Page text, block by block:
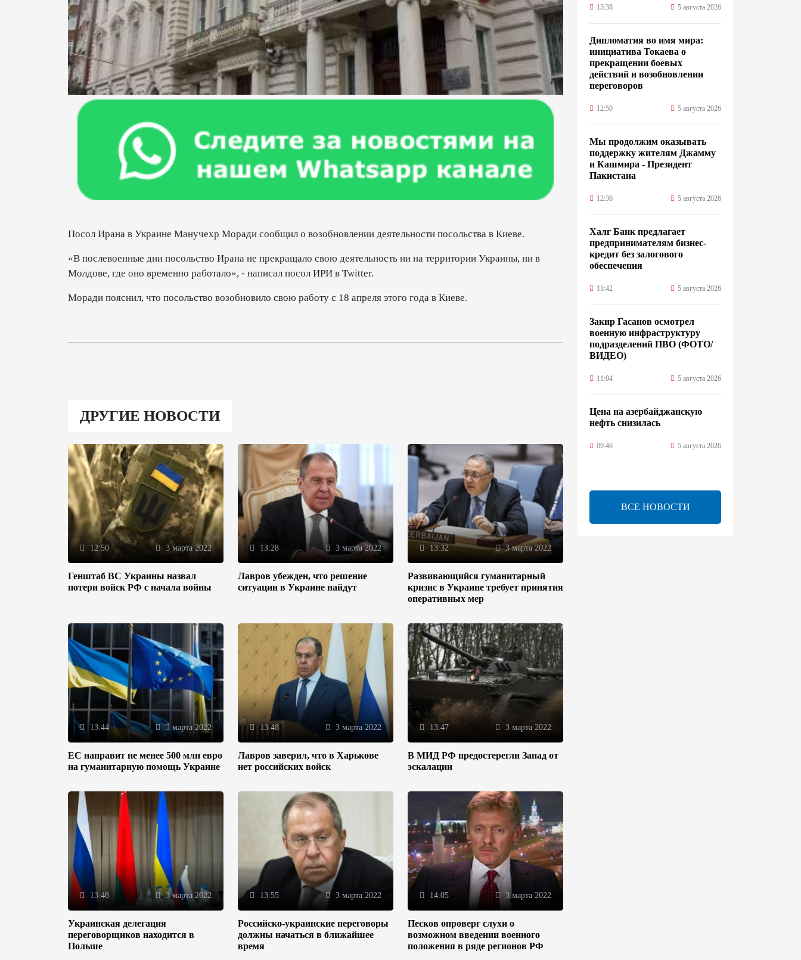
Посол Ирана в Украине Манучехр Моради сообщил о возобновлении деятельности посольства в Киеве.
«В послевоенные дни посольство Ирана не прекращало свою деятельность ни на территории Украины, ни в
Молдове, где оно временно работало», - написал посол ИРИ в Twitter.
Моради пояснил, что посольство возобновило свою работу с 18 апреля этого года в Киеве.
ДРУГИЕ НОВОСТИ
12:50 3 марта 2022
Генштаб ВС Украины назвал
потери войск РФ с начала войны
13:28 3 марта 2022
Лавров убежден, что решение
ситуации в Украине найдут
13:32 3 марта 2022
Развивающийся гуманитарный
кризис в Украине требует принятия
оперативных мер
13:44 3 марта 2022
ЕС направит не менее 500 млн евро
на гуманитарную помощь Украине
13:48 3 марта 2022
Лавров заверил, что в Харькове
нет российских войск
13:47 3 марта 2022
В МИД РФ предостерегли Запад от
эскалации
13:48 3 марта 2022
Украинская делегация
переговорщиков находится в
Польше
13:55 3 марта 2022
Российско-украинские переговоры
должны начаться в ближайшее
время
14:05 3 марта 2022
Песков опроверг слухи о
возможном введении военного
положения в ряде регионов РФ
13:38 5 августа 2026
Дипломатия во имя мира:
инициатива Токаева о
прекращении боевых
действий и возобновлении
переговоров
12:50 5 августа 2026
Мы продолжим оказывать
поддержку жителям Джамму
и Кашмира - Президент
Пакистана
12:36 5 августа 2026
Халг Банк предлагает
предпринимателям бизнес-
кредит без залогового
обеспечения
11:42 5 августа 2026
Закир Гасанов осмотрел
военную инфраструктуру
подразделений ПВО (ФОТО/
ВИДЕО)
11:04 5 августа 2026
Цена на азербайджанскую
нефть cнизилась
09:46 5 августа 2026
ученый Эргун Кырлыковалы
раскритиковал позицию
Талеба по вопросу Рубена
Варданяна
ВСЕ НОВОСТИ